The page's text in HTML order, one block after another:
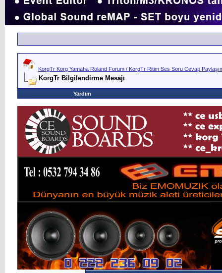
KorgTr Korg Yamaha Roland Forum / KorgTr Ritim Ses Soru Cevap
KorgTr Bilgilendirme Mesajı
Yardım